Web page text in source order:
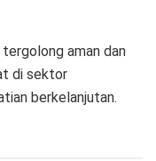
aman dan
di sektor
berkelanjutan.